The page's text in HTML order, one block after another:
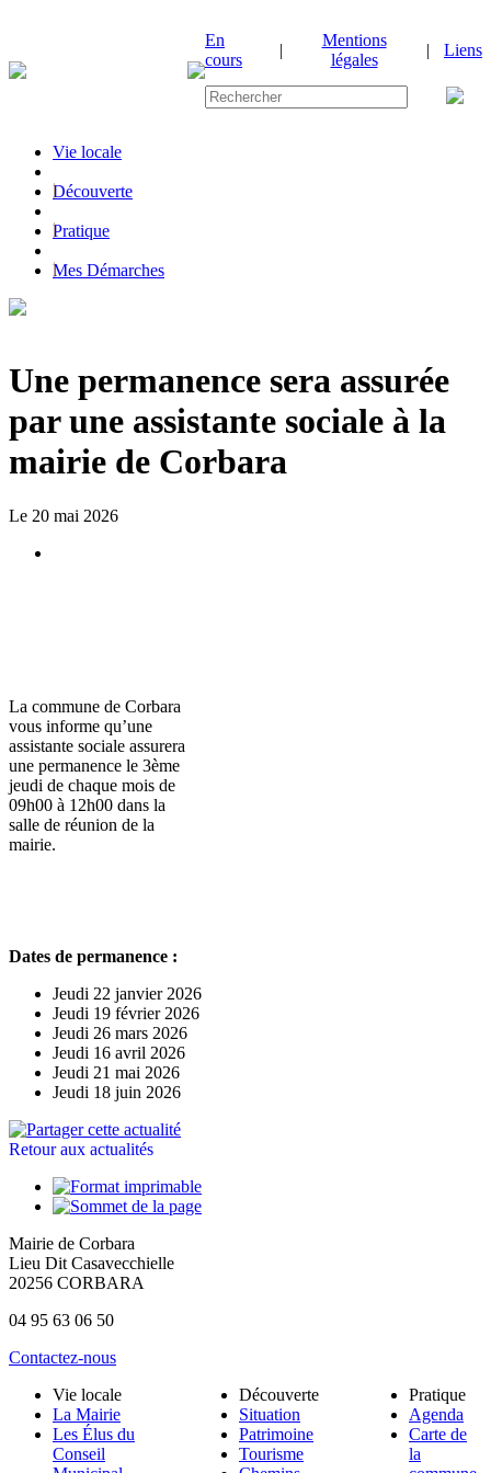
En
cours
|
Mentions
légales
| Liens
Vie locale
|Découverte
|Pratique
|Mes Démarches
Une permanence sera assurée
par une assistante sociale à la
mairie de Corbara
Le 20 mai 2026
La commune de Corbara
vous informe qu’une
assistante sociale assurera
une permanence le 3ème
jeudi de chaque mois de
09h00 à 12h00 dans la
salle de réunion de la
mairie.
Dates de permanence :
Jeudi 22 janvier 2026
Jeudi 19 février 2026
Jeudi 26 mars 2026
Jeudi 16 avril 2026
Jeudi 21 mai 2026
Jeudi 18 juin 2026
Retour aux actualités
Mairie de Corbara
Lieu Dit Casavecchielle
20256 CORBARA
04 95 63 06 50
Contactez-nous
Vie locale
La Mairie
Les Élus du
Conseil
Découverte
Situation
Patrimoine
Tourisme
Pratique
Agenda
Carte de
la